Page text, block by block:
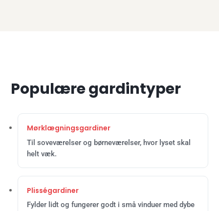
Populære gardintyper
Mørklægningsgardiner
Til soveværelser og børneværelser, hvor lyset skal
helt væk.
Plisségardiner
Fylder lidt og fungerer godt i små vinduer med dybe